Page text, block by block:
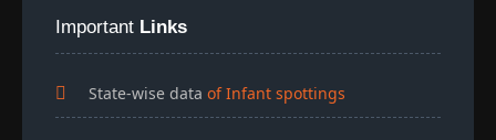
Important Links
State-wise data of Infant spottings